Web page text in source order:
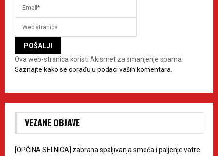
Ova web-stranica koristi Akismet za smanjenje spama.
Saznajte kako se obrađuju podaci vaših komentara.
VEZANE OBJAVE
[OPĆINA SELNICA] zabrana spaljivanja smeća i paljenje vatre